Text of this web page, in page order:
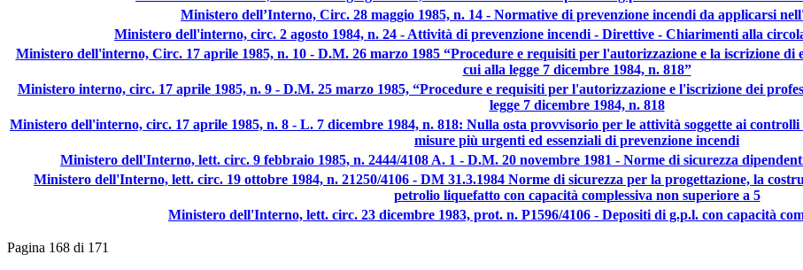
Ministero dell’Interno, Circ. 28 maggio 1985, n. 14 - Normative di prevenzione incendi da applicarsi
Ministero dell'interno, circ. 2 agosto 1984, n. 24 - Attività di prevenzione incendi - Direttive - Chiarimenti alla
Ministero dell'interno, Circ. 17 aprile 1985, n. 10 - D.M. 26 marzo 1985 “Procedure e requisiti per l'autorizzazione e la iscrizione
cui alla legge 7 dicembre 1984, n. 818”
Ministero interno, circ. 17 aprile 1985, n. 9 - D.M. 25 marzo 1985, “Procedure e requisiti per l'autorizzazione e l'iscrizione dei
legge 7 dicembre 1984, n. 818
Ministero dell'interno, circ. 17 aprile 1985, n. 8 - L. 7 dicembre 1984, n. 818: Nulla osta provvisorio per le attività soggette ai
misure più urgenti ed essenziali di prevenzione incendi
Ministero dell'Interno, lett. circ. 9 febbraio 1985, n. 2444/4108 A. 1 - D.M. 20 novembre 1981 - Norme di sicurezza
Ministero dell'Interno, lett. circ. 19 ottobre 1984, n. 21250/4106 - DM 31.3.1984 Norme di sicurezza per la progettazione, la
petrolio liquefatto con capacità complessiva non superiore a 5
Ministero dell'Interno, lett. circ. 23 dicembre 1983, prot. n. P1596/4106 - Depositi di g.p.l. con capacità
Pagina 168 di 171